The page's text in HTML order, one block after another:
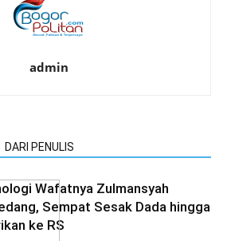
admin
DARI PENULIS
Wafatnya Zulmansyah
Sempat Sesak Dada hingga
ke RS